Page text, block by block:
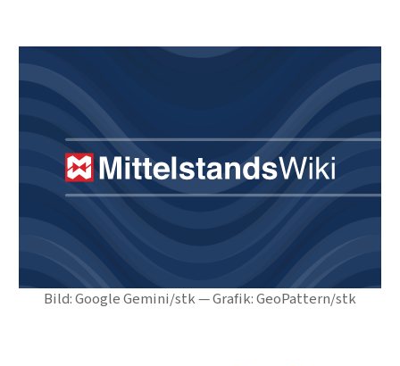
Bild: Google Gemini/stk — Grafik: GeoPattern/stk